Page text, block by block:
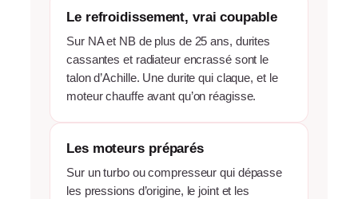
Le refroidissement, vrai coupable
Sur NA et NB de plus de 25 ans, durites
cassantes et radiateur encrassé sont le
talon d’Achille. Une durite qui claque, et le
moteur chauffe avant qu’on réagisse.
Les moteurs préparés
Sur un turbo ou compresseur qui dépasse
les pressions d’origine, le joint et les